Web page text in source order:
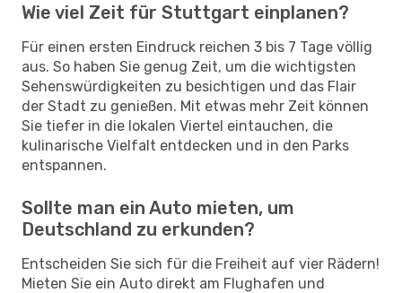
Wie viel Zeit für Stuttgart einplanen?
Für einen ersten Eindruck reichen 3 bis 7 Tage völlig
aus. So haben Sie genug Zeit, um die wichtigsten
Sehenswürdigkeiten zu besichtigen und das Flair
der Stadt zu genießen. Mit etwas mehr Zeit können
Sie tiefer in die lokalen Viertel eintauchen, die
kulinarische Vielfalt entdecken und in den Parks
entspannen.
Sollte man ein Auto mieten, um
Deutschland zu erkunden?
Entscheiden Sie sich für die Freiheit auf vier Rädern!
Mieten Sie ein Auto direkt am Flughafen und